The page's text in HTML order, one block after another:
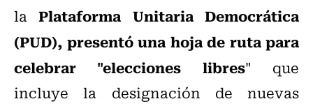
laPlataforma Unitaria Democrática
(PUD), presentó una hoja de ruta para
celebrar "elecciones libres" que
incluye la designación de nuevas